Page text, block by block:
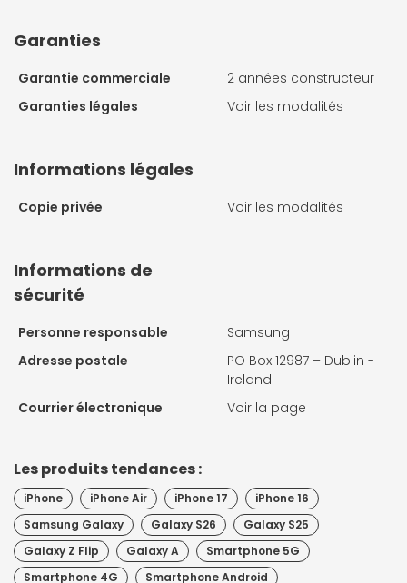
Garanties
Garantie commerciale
2 années constructeur
Garanties légales
Voir les modalités
Informations légales
Copie privée Voir les modalités
Informations de
sécurité
Personne responsable
Samsung
Adresse postale
PO Box 12987 – Dublin -
Ireland
Courrier électronique
Voir la page
Les produits tendances :
iPhone iPhone Air iPhone 17
iPhone 16
Samsung Galaxy
Galaxy S26
Galaxy S25
Galaxy Z Flip
Galaxy A
Smartphone 5G
Smartphone 4G
Smartphone Android